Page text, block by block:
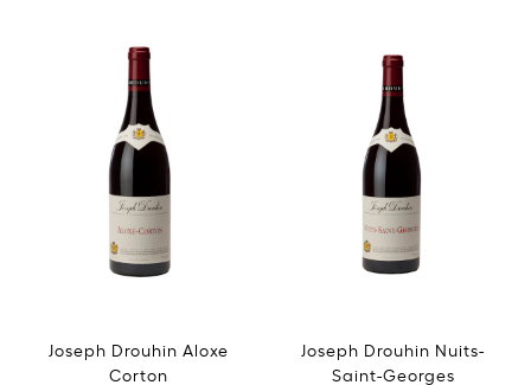
Joseph Drouhin Aloxe
Corton
Joseph Drouhin Nuits-
Saint-Georges